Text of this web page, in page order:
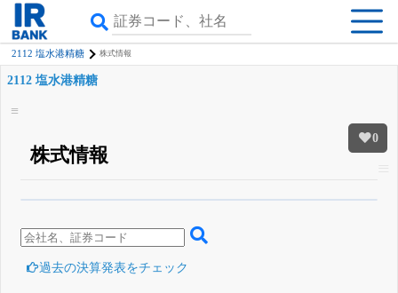
2112 塩水港精糖 株式情報
0
2112 塩水港精糖
株式情報
詳しく見られる無料でβ版をはじめる
登録すると永久30%OFFと米株版の先行利用も付きます
過去の決算発表をチェック